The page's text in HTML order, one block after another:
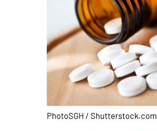
PhotoSGH / Shutterstock.com